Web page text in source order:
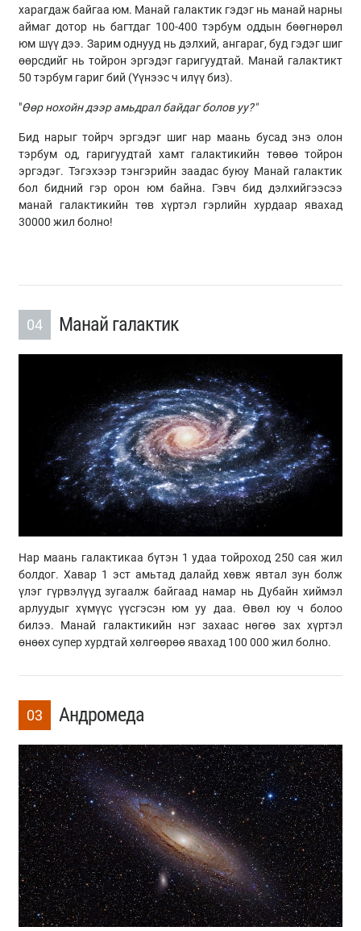
харагдаж байгаа юм. Манай галактик гэдэг нь манай нарны
аймаг дотор нь багтдаг 100-400 тэрбум оддын бөөгнөрөл
юм шүү дээ. Зарим однууд нь дэлхий, ангараг, буд гэдэг шиг
өөрсдийг нь тойрон эргэдэг гаригуудтай. Манай галактикт
50 тэрбум гариг бий (Үүнээс ч илүү биз).
"Өөр нохойн дээр амьдрал байдаг болов уу?"
Бид нарыг тойрч эргэдэг шиг нар маань бусад энэ олон
тэрбум од, гаригуудтай хамт галактикийн төвөө тойрон
эргэдэг. Тэгэхээр тэнгэрийн заадас буюу Манай галактик
бол бидний гэр орон юм байна. Гэвч бид дэлхийгээсээ
манай галактикийн төв хүртэл гэрлийн хурдаар явахад
30000 жил болно!
04 Манай галактик
Нар маань галактикаа бүтэн 1 удаа тойроход 250 сая жил
болдог. Хавар 1 эст амьтад далайд хөвж явтал зун болж
үлэг гүрвэлүүд зугаалж байгаад намар нь Дубайн хиймэл
арлуудыг хүмүүс үүсгэсэн юм уу даа. Өвөл юу ч болоо
билээ. Манай галактикийн нэг захаас нөгөө зах хүртэл
өнөөх супер хурдтай хөлгөөрөө явахад 100 000 жил болно.
03 Андромеда